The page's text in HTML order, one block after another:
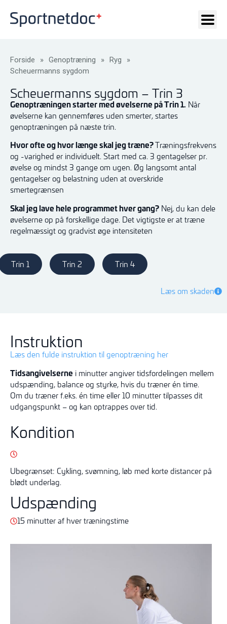
Forside » Genoptræning » Ryg
»
Scheuermanns sygdom
Scheuermanns sygdom – Trin 3
Genoptræningen starter med øvelserne på Trin 1. Når
øvelserne kan gennemføres uden smerter, startes
genoptræningen på næste trin.
Hvor ofte og hvor længe skal jeg træne?Træningsfrekvens
og -varighed er individuelt. Start med ca. 3 gentagelser pr.
øvelse og mindst 3 gange om ugen. Øg langsomt antal
gentagelser og belastning uden at overskride
smertegrænsen
Skal jeg lave hele programmet hver gang? Nej, du kan dele
øvelserne op på forskellige dage. Det vigtigste er at træne
regelmæssigt og gradvist øge intensiteten
Trin 1 Trin 2 Trin 4
Læs om skaden
Instruktion
Læs den fulde instruktion til genoptræning her
Tidsangivelserne i minutter angiver tidsfordelingen mellem
udspænding, balance og styrke, hvis du træner én time.
Om du træner f.eks. én time eller 10 minutter tilpasses dit
udgangspunkt – og kan optrappes over tid.
Kondition
Ubegrænset: Cykling, svømning, løb med korte distancer på
blødt underlag.
Udspænding
15 minutter af hver træningstime